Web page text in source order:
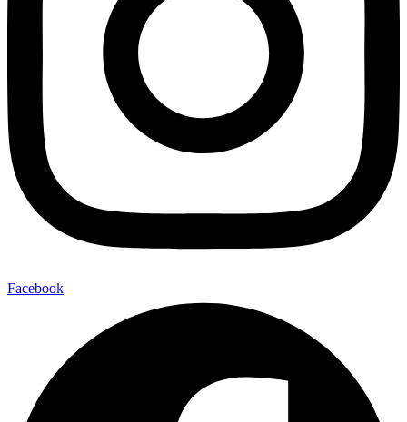
Facebook